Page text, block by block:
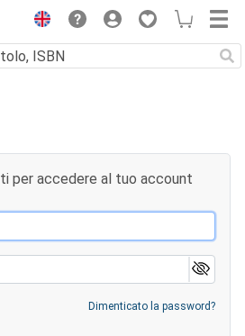
per accedere al tuo account
Dimenticato la password?